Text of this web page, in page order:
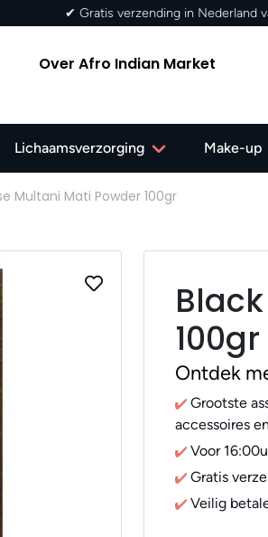
Over Afro Indian Market
Lichaamsverzorging Make-up
Multani Mati Powder 100gr
100gr
Ontdek
Grootste
accessoires
Voor
Gratis
Veilig